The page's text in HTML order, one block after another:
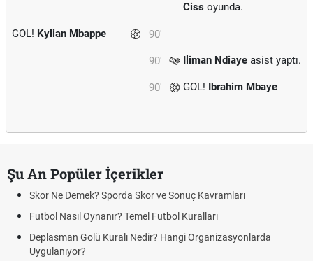
Ciss oyunda.
90'
GOL! Kylian Mbappe
90' Iliman Ndiaye asist yaptı.
90' GOL! Ibrahim Mbaye
Şu An Popüler İçerikler
Skor Ne Demek? Sporda Skor ve Sonuç Kavramları
Futbol Nasıl Oynanır? Temel Futbol Kuralları
Deplasman Golü Kuralı Nedir? Hangi Organizasyonlarda
Uygulanıyor?